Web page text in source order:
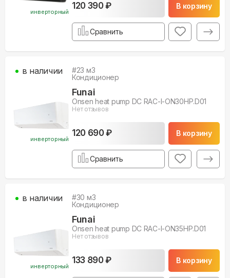
инверторный
120 390 ₽ В корзину
Сравнить
инверторный
#23 м3
Кондиционер
Funai
Onsen heat pump DC RAC-I-ON30HP.D01
Нет отзывов
120 690 ₽ В корзину
в наличии
Сравнить
инверторный
#30 м3
Кондиционер
Funai
Onsen heat pump DC RAC-I-ON35HP.D01
Нет отзывов
133 890 ₽ В корзину
в наличии